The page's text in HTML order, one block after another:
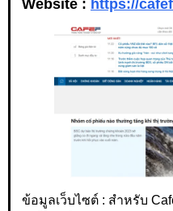
Website : https://
ข้อมูลเว็บไซต์ : สำหรับ